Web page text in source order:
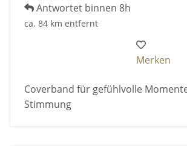
Antwortet binnen 8h
ca. 84 km entfernt
Merken
Coverband für gefühlvolle
Stimmung